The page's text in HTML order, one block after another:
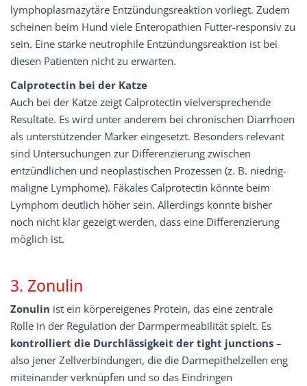
lymphoplasmazytäre Entzündungsreaktion vorliegt. Zudem
scheinen beim Hund viele Enteropathien Futter-responsiv zu
sein. Eine starke neutrophile Entzündungsreaktion ist bei
diesen Patienten nicht zu erwarten.
Calprotectin bei der Katze
Auch bei der Katze zeigt Calprotectin vielversprechende
Resultate. Es wird unter anderem bei chronischen Diarrhoen
als unterstützender Marker eingesetzt. Besonders relevant
sind Untersuchungen zur Differenzierung zwischen
entzündlichen und neoplastischen Prozessen (z. B. niedrig-
maligne Lymphome). Fäkales Calprotectin könnte beim
Lymphom deutlich höher sein. Allerdings konnte bisher
noch nicht klar gezeigt werden, dass eine Differenzierung
möglich ist.
3. Zonulin
Zonulin ist ein körpereigenes Protein, das eine zentrale
Rolle in der Regulation der Darmpermeabilität spielt. Es
kontrolliert die Durchlässigkeit der tight junctions –
also jener Zellverbindungen, die die Darmepithelzellen eng
miteinander verknüpfen und so das Eindringen